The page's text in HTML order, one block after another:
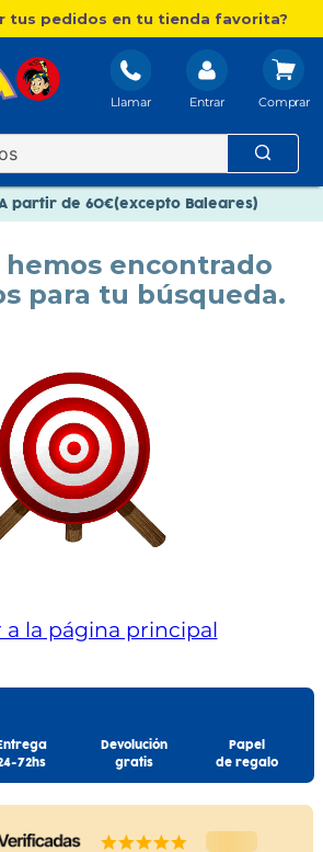
tus pedidos en tu tienda favorita?
Llamar Entrar
partir de 60€(excepto Baleares)
catálogo Aire Libre
en 3 plazos sin intereses
hemos encontrado
para tu búsqueda.
a la página principal
72hs
Devolución
gratis
Papel
de regalo